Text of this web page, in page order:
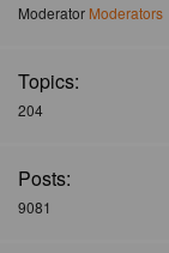
Moderator Moderators
Topics:
204
Posts:
9081